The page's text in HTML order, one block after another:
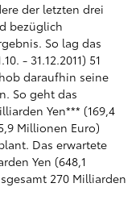
der letzten drei
bezüglich
So lag das
- 31.12.2011) 51
daraufhin seine
So geht das
Yen*** (169,4
Millionen Euro)
Das erwartete
Yen (648,1
270 Milliarden